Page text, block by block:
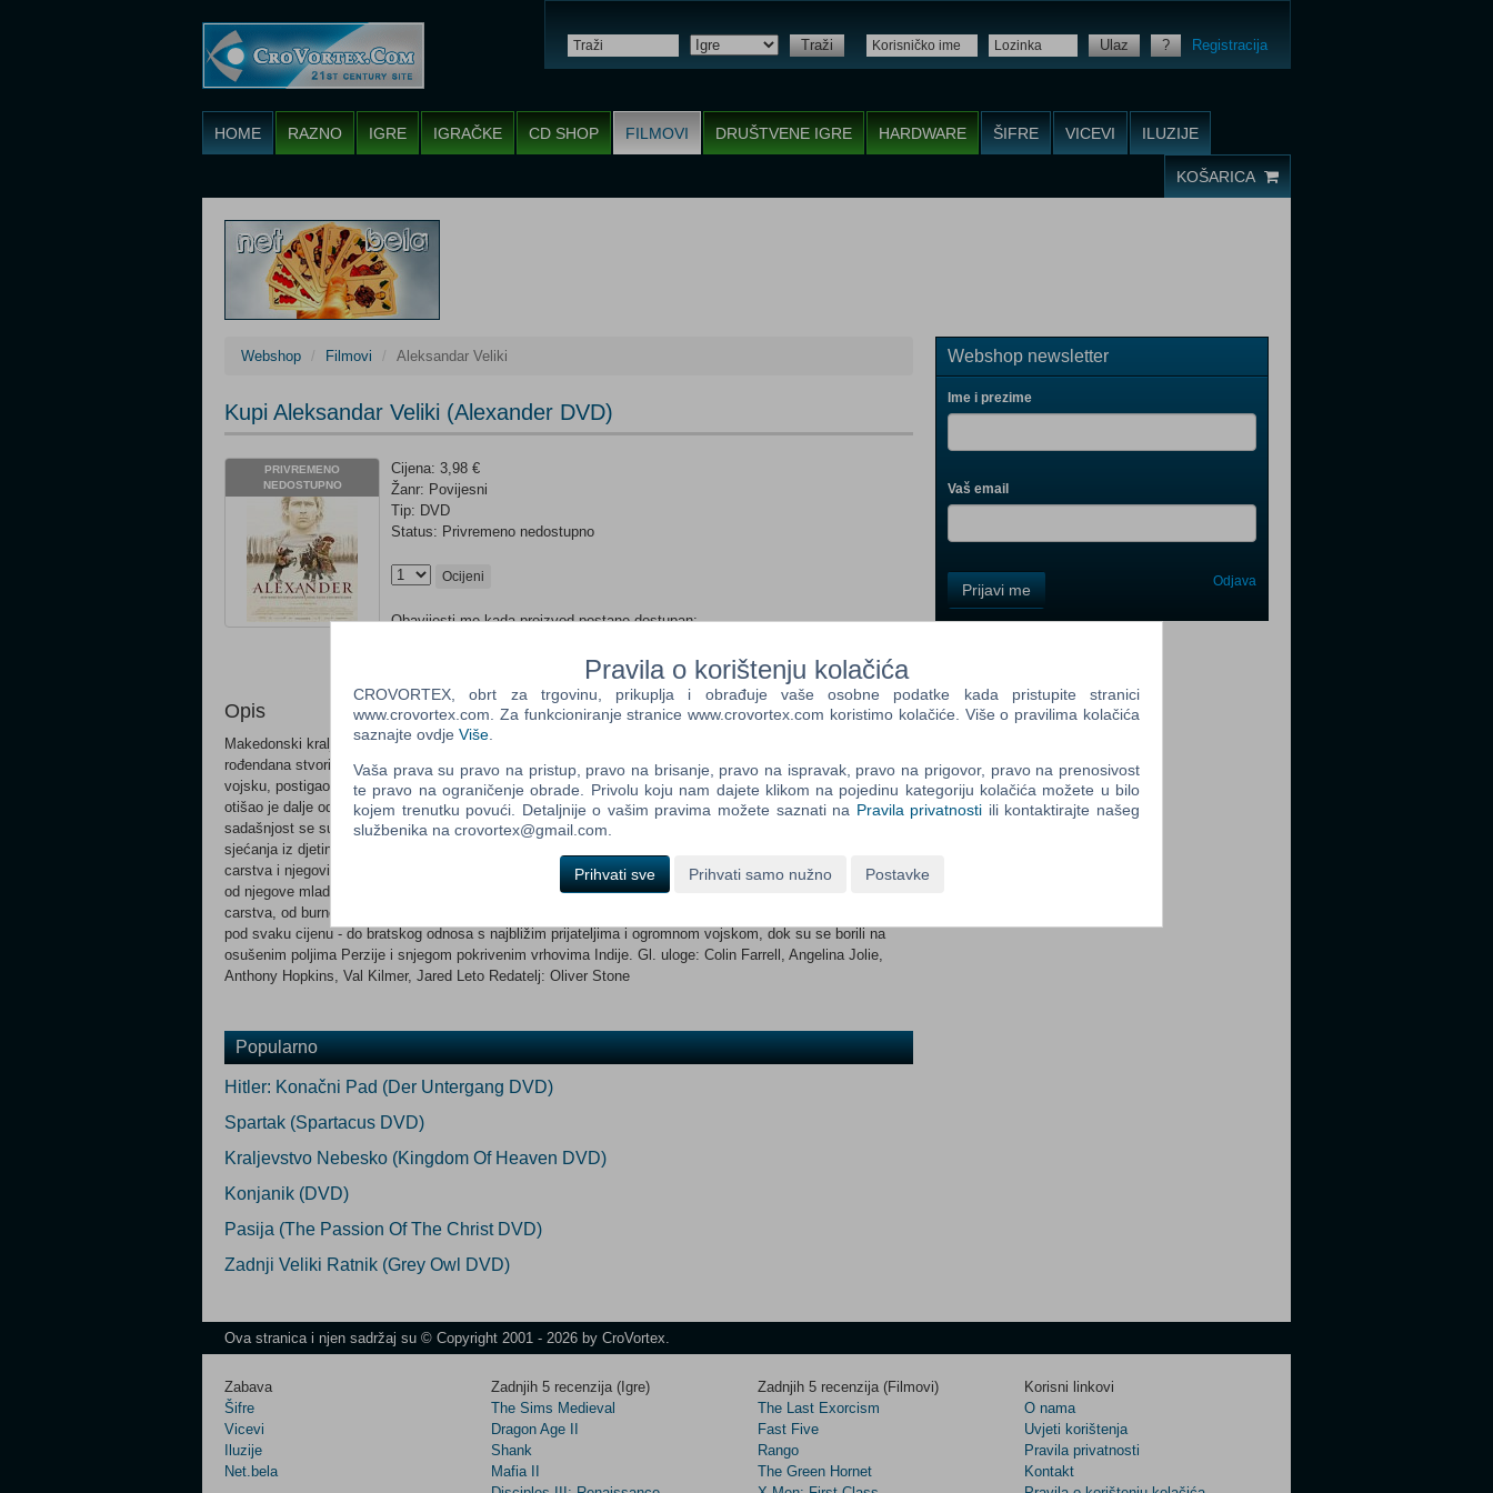
Traži Ulaz ? Registracija
HOME RAZNO IGRE IGRAČKE CD SHOP FILMOVI DRUŠTVENE IGRE HARDWARE ŠIFRE VICEVI ILUZIJE
KOŠARICA
Webshop Filmovi Aleksandar Veliki
Kupi Aleksandar Veliki (Alexander DVD)
PRIVREMENO
NEDOSTUPNO
Cijena: 3,98 €
Žanr: Povijesni
Tip: DVD
Status: Privremeno nedostupno
Ocijeni
Obavijesti me kada proizvod postane dostupan:
Opis
Makedonski kralj Aleksandar Veliki (Colin Farrell) pokorio je gotovo cijeli svijet svog doba i prije svog 25.
rođendana stvorio najveće carstvo koje je ikad postojalo. Premda je iskoristio očevu dobro ustrojenu
vojsku, postigao je više no što je njegov otac mogao i zamisliti, a nakon što je porazio perzijsku vojsku
otišao je dalje od bilo kojeg zapadnog osvajača dotad, sve do Indije. U Stoneovom filmu prošlost i
sadašnjost se sudaraju kako bi stvorili slagalicu protagonista, tapiseriju trijumfa i tragedija u kojoj se
sjećanja iz djetinjstva i Aleksandrov put do uspjeha odvijaju istovremeno s kasnijom ekspanzijom njegovog
carstva i njegovim konačnim uništenjem. Film je kronika Aleksandrove sudbine da postane živuća legenda,
od njegove mladosti i snova o slavi i avanturama do usamljene i misteriozne smrti kao vladara ogromnog
carstva, od burnog odnosa s roditeljima - moćnim kraljem i kraljicom odlučnom da njen sin sjedne na tron
pod svaku cijenu - do bratskog odnosa s najbližim prijateljima i ogromnom vojskom, dok su se borili na
osušenim poljima Perzije i snjegom pokrivenim vrhovima Indije. Gl. uloge: Colin Farrell, Angelina Jolie,
Anthony Hopkins, Val Kilmer, Jared Leto Redatelj: Oliver Stone
Popularno
Hitler: Konačni Pad (Der Untergang DVD)
Spartak (Spartacus DVD)
Kraljevstvo Nebesko (Kingdom Of Heaven DVD)
Konjanik (DVD)
Pasija (The Passion Of The Christ DVD)
Zadnji Veliki Ratnik (Grey Owl DVD)
Webshop newsletter
Ime i prezime
Vaš email
Field
One
Two
Newsletter
Prijavi me Odjava
Ova stranica i njen sadržaj su © Copyright 2001 - 2026 by CroVortex.
Zabava
Šifre
Vicevi
Iluzije
Net.bela
Zadnjih 5 recenzija (Igre)
The Sims Medieval
Dragon Age II
Shank
Mafia II
Zadnjih 5 recenzija (Filmovi)
The Last Exorcism
Fast Five
Rango
The Green Hornet
Korisni linkovi
O nama
Uvjeti korištenja
Pravila privatnosti
Kontakt
Pravila o korištenju kolačića
CROVORTEX, obrt za trgovinu, prikuplja i obrađuje vaše osobne podatke kada pristupite stranici
www.crovortex.com. Za funkcioniranje stranice www.crovortex.com koristimo kolačiće. Više o pravilima kolačića
saznajte ovdje Više
Vaša prava su pravo na pristup, pravo na brisanje, pravo na ispravak, pravo na prigovor, pravo na prenosivost
te pravo na ograničenje obrade. Privolu koju nam dajete klikom na pojedinu kategoriju kolačića možete u bilo
kojem trenutku povući. Detaljnije o vašim pravima možete saznati na Pravila privatnosti ili kontaktirajte našeg
službenika na crovortex@gmail.com.
Prihvati sve Prihvati samo nužno Postavke